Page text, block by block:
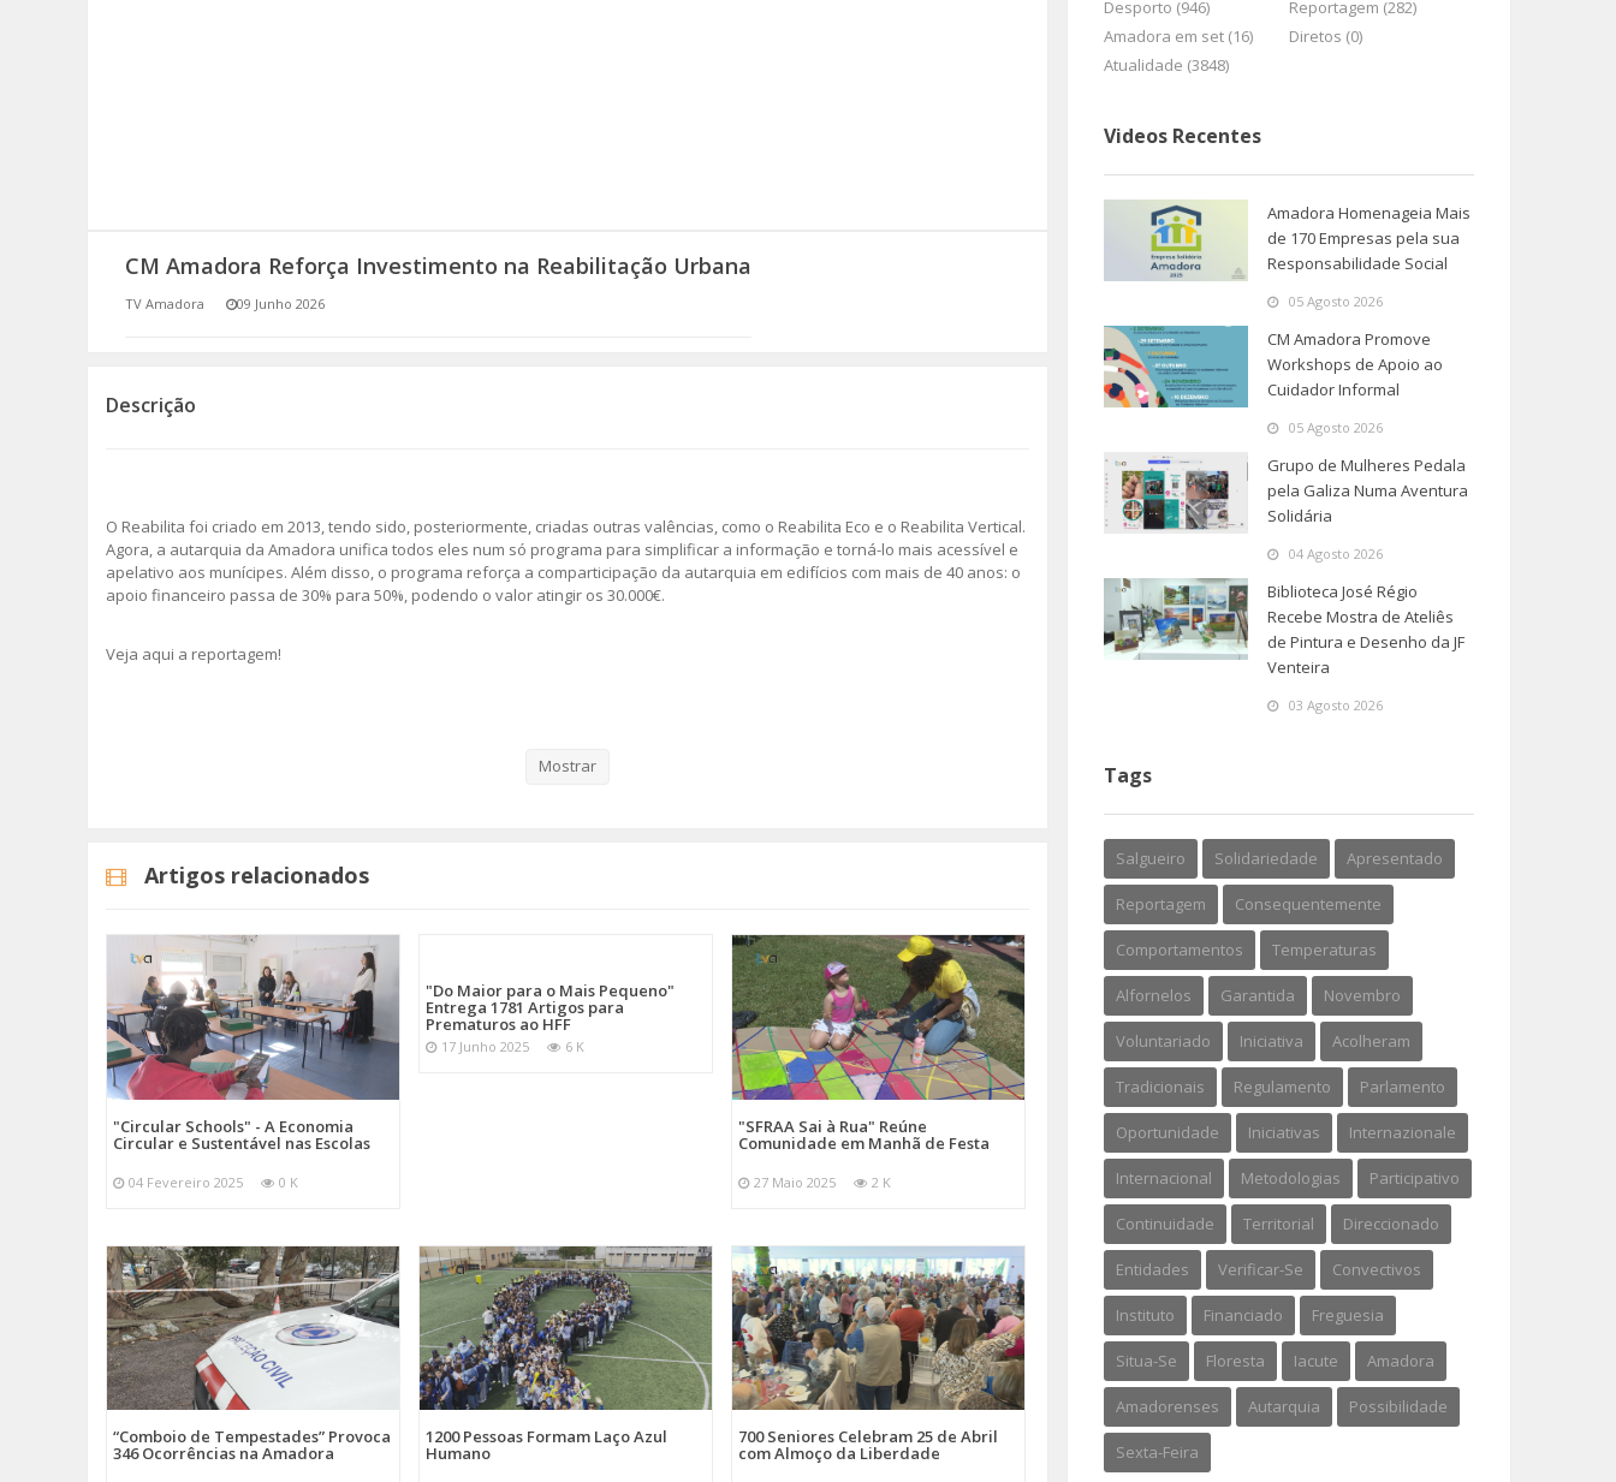
(RE) PENSAMENTOS
CM Amadora Reforça Investimento na Reabilitação Urbana
TV Amadora 09 Junho 2026
Descrição
O Reabilita foi criado em 2013, tendo sido, posteriormente, criadas outras valências, como o Reabilita Eco e o Reabilita Vertical.
Agora, a autarquia da Amadora unifica todos eles num só programa para simplificar a informação e torná-lo mais acessível e
apelativo aos munícipes. Além disso, o programa reforça a comparticipação da autarquia em edifícios com mais de 40 anos: o
apoio financeiro passa de 30% para 50%, podendo o valor atingir os 30.000€.
Veja aqui a reportagem!
Mostrar
Artigos relacionados
"Circular Schools" - A Economia
Circular e Sustentável nas Escolas
04 Fevereiro 2025 0 K
"Do Maior para o Mais Pequeno"
Entrega 1781 Artigos para
Prematuros ao HFF
17 Junho 2025 6 K
"SFRAA Sai à Rua" Reúne
Comunidade em Manhã de Festa
27 Maio 2025 2 K
“Comboio de Tempestades” Provoca
346 Ocorrências na Amadora
1200 Pessoas Formam Laço Azul
Humano
700 Seniores Celebram 25 de Abril
com Almoço da Liberdade
Desporto (946)
Reportagem (282)
Amadora em set (16)
Diretos (0)
Atualidade (3848)
Videos Recentes
Amadora Homenageia Mais
de 170 Empresas pela sua
Responsabilidade Social
05 Agosto 2026
CM Amadora Promove
Workshops de Apoio ao
Cuidador Informal
05 Agosto 2026
Grupo de Mulheres Pedala
pela Galiza Numa Aventura
Solidária
04 Agosto 2026
Biblioteca José Régio
Recebe Mostra de Ateliês
de Pintura e Desenho da JF
Venteira
03 Agosto 2026
Tags
Salgueiro Solidariedade Apresentado
Reportagem Consequentemente
Comportamentos Temperaturas
Alfornelos Garantida Novembro
Voluntariado Iniciativa Acolheram
Tradicionais Regulamento Parlamento
Oportunidade Iniciativas Internazionale
Internacional Metodologias Participativo
Continuidade Territorial Direccionado
Entidades Verificar-Se Convectivos
Instituto Financiado Freguesia
Situa-Se Floresta Iacute Amadora
Amadorenses Autarquia Possibilidade
Sexta-Feira